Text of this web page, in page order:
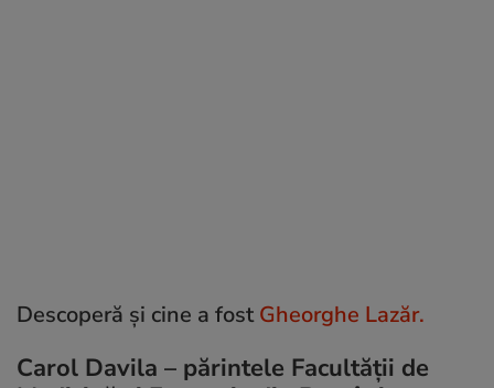
Descoperă și cine a fostGheorghe Lazăr.
Carol Davila – părintele Facultății de